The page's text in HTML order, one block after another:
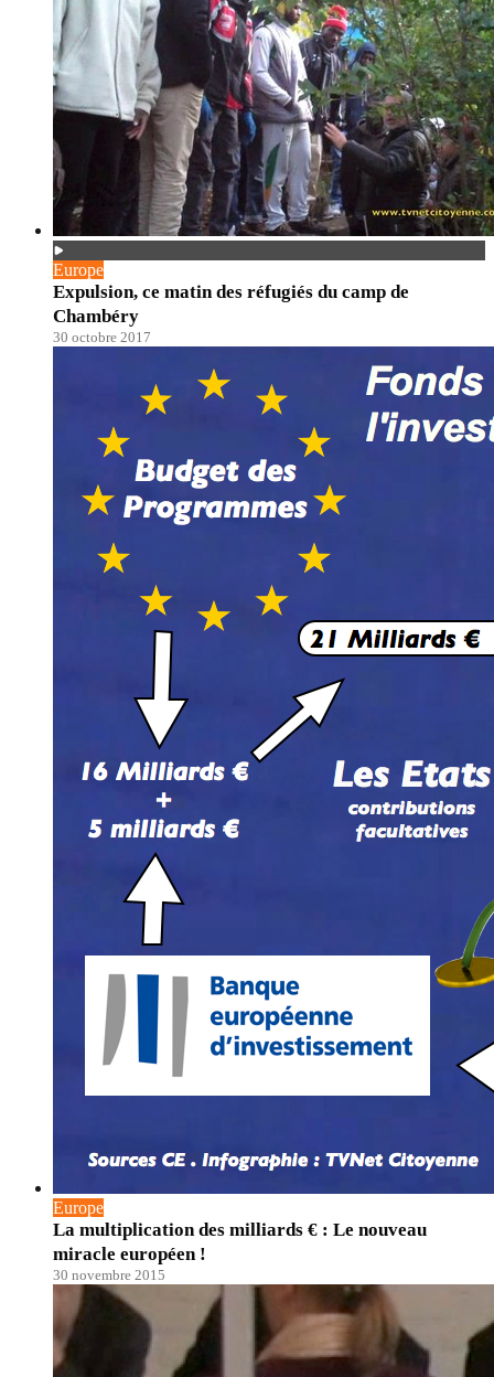
Europe
Expulsion, ce matin des réfugiés du camp de
Chambéry
30 octobre 2017
Europe
La multiplication des milliards € : Le nouveau
miracle européen !
30 novembre 2015